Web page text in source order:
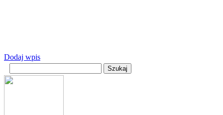
Dodaj wpis